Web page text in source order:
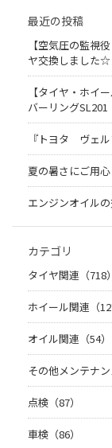
最近の投稿
【空気圧の監視
ヤ交換しました
【タイヤ・ホイ
バーリングSL201
『トヨタ ヴェ
夏の暑さにご用
エンジンオイル
カテゴリ
タイヤ関連（718）
ホイール関連（
オイル関連（54）
その他メンテナン
点検（87）
車検（86）